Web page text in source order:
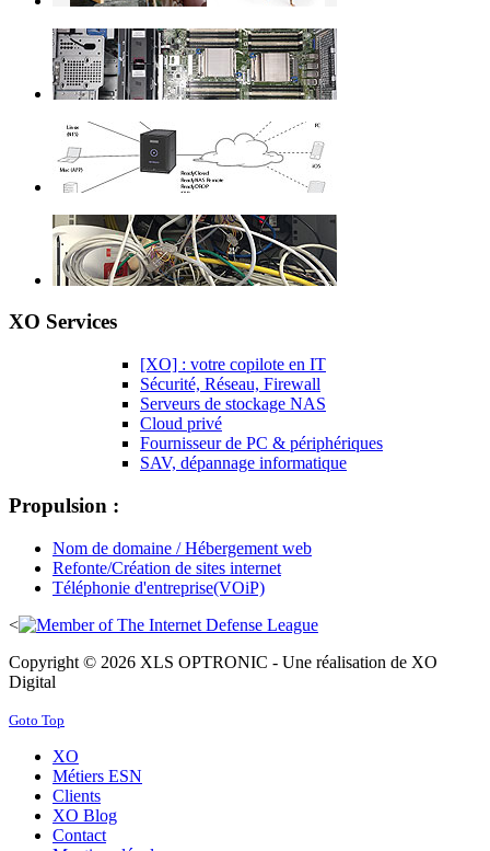
XO Services
[XO] : votre copilote en IT
Sécurité, Réseau, Firewall
Serveurs de stockage NAS
Cloud privé
Fournisseur de PC & périphériques
SAV, dépannage informatique
Propulsion :
Nom de domaine / Hébergement web
Refonte/Création de sites internet
Téléphonie d'entreprise(VOiP)
<
Copyright © 2026 XLS OPTRONIC - Une réalisation de XO
Digital
Goto Top
XO
Métiers ESN
Clients
XO Blog
Contact